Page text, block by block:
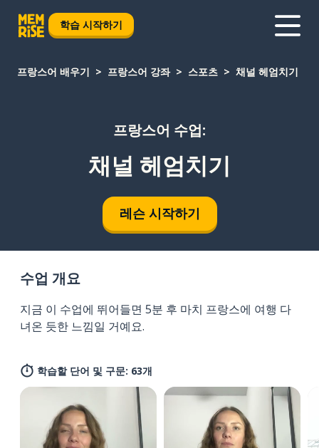
학습 시작하기
프랑스어 배우기 프랑스어 강좌 스포츠 채널 헤엄치기
프랑스어 수업:
채널 헤엄치기
레슨 시작하기
수업 개요
지금 이 수업에 뛰어들면 5분 후 마치 프랑스에 여행 다
녀온 듯한 느낌일 거예요.
학습할 단어 및 구문: 63개